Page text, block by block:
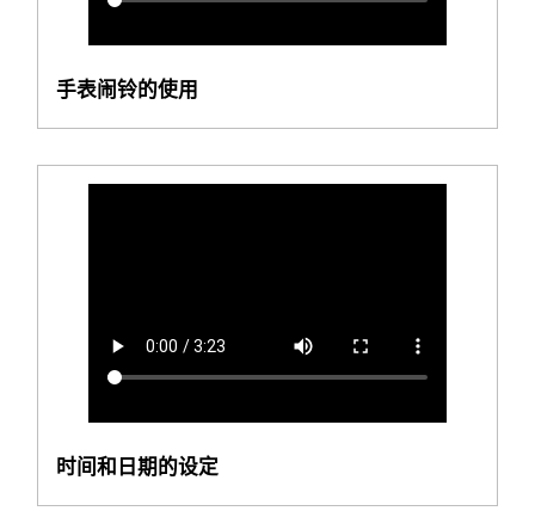
手表闹铃的使用
时间和日期的设定